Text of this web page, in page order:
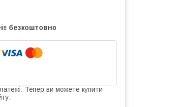
безкоштовно
Тепер ви можете купити